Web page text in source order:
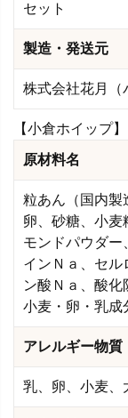
セット
製造・発送元
株式会社花月（
【小倉ホイップ】
原材料名
粒あん（国内製
卵、砂糖、小麦
モンドパウダー
インＮａ、セル
ン酸Ｎａ、酸
小麦・卵・乳成
アレルギー物質
乳、卵、小麦、